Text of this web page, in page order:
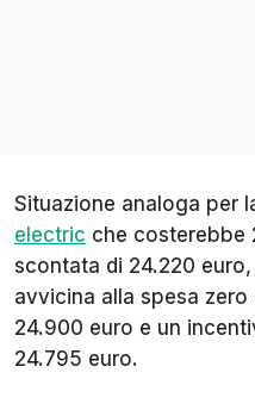
Situazione analoga per
electric che costerebbe
scontata di 24.220
avvicina alla spesa
24.900 euro e un
24.795 euro.